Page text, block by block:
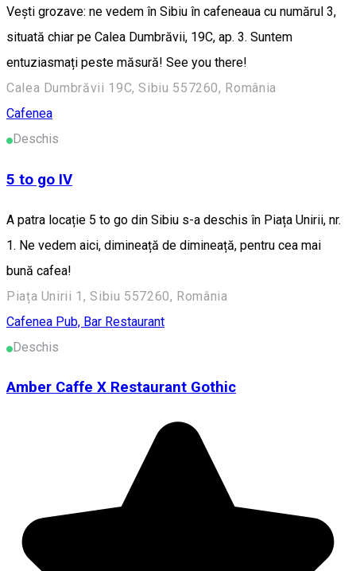
Vești grozave: ne vedem în Sibiu în cafeneaua cu numărul 3,
situată chiar pe Calea Dumbrăvii, 19C, ap. 3. Suntem
entuziasmați peste măsură! See you there!
Calea Dumbrăvii 19C, Sibiu 557260, România
Cafenea
Deschis
5 to go IV
A patra locație 5 to go din Sibiu s-a deschis în Piața Unirii, nr.
1. Ne vedem aici, dimineață de dimineață, pentru cea mai
bună cafea!
Piața Unirii 1, Sibiu 557260, România
Cafenea Pub, Bar Restaurant
Deschis
Amber Caffe X Restaurant Gothic